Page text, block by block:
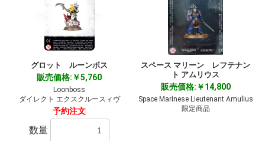
グロット ルーンボス
販売価格:￥5,760
Loonboss
ダイレクト エクスクルースィヴ
予約注文
数量
スペース マリーン レフテナン
ト アムリウス
販売価格:￥14,800
Space Marinese Lieutenant Amulius
限定商品